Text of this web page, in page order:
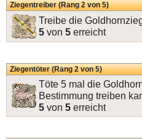
Ziegentreiber (Rang 2 von 5)
Treibe die
5 von 5 erreicht
Ziegentöter (Rang 2 von 5)
Töte 5 mal die
Bestimmung treiben
5 von 5 erreicht